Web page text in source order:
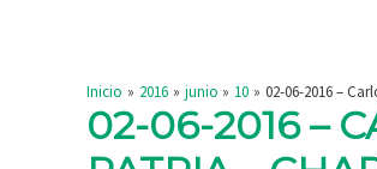
Inicio 2016 junio 10 02-06-2016 –
02-06-2016 –